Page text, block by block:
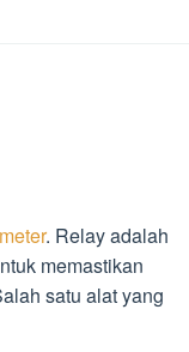
. Relay adalah
memastikan
satu alat yang